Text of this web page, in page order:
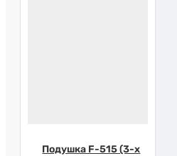
Подушка F-515 (3-х